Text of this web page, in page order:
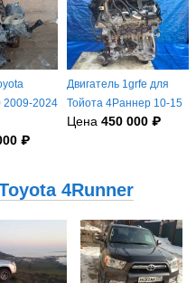
2009-2024
₽
Двигатель 1grfe для
Тойота 4Раннер 10-15
Цена 450 000 ₽
4Runner